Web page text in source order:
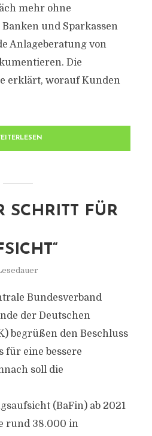
mehr ohne
und Sparkassen
Anlageberatung von
Die
erklärt, worauf Kunden
SCHRITT FÜR
Bundesverband
der Deutschen
begrüßen den Beschluss
für eine bessere
soll die
(BaFin) ab 2021
rund 38.000 in